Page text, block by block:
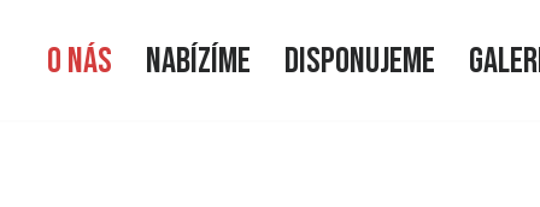
O NÁS NABÍZÍME DISPONUJEME